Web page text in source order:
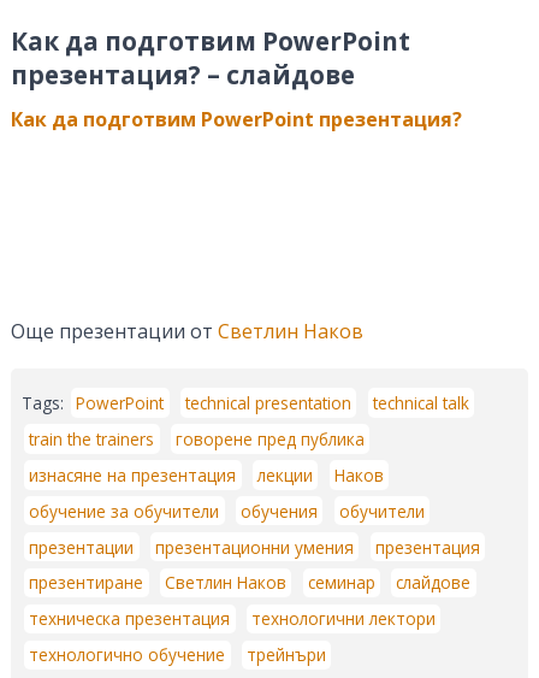
Как да подготвим PowerPoint
презентация? – слайдове
Как да подготвим PowerPoint презентация?
Още презентации от Светлин Наков
Tags: PowerPoint technical presentation
technical talk
train the trainers
говорене пред публика
изнасяне на презентация
лекции
Наков
обучение за обучители
обучения
обучители
презентации
презентационни умения
презентация
презентиране
Светлин Наков семинар
слайдове
техническа презентация
технологични лектори
технологично обучение
трейнъри